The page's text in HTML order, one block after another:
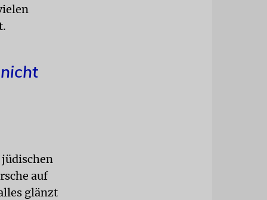
auf
glänzt